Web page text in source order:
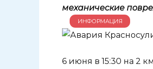
механические
ИНФОРМАЦИЯ
6 июня в 15:30 на 2